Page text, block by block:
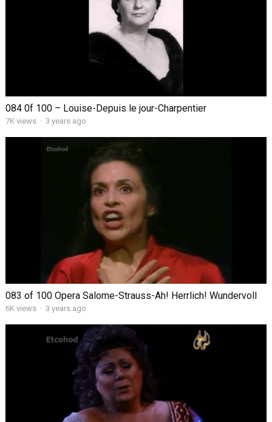
084 0f 100 – Louise-Depuis le jour-Charpentier
7K views · 3 years ago
083 of 100 Opera Salome-Strauss-Ah! Herrlich! Wundervoll
6K views · 3 years ago